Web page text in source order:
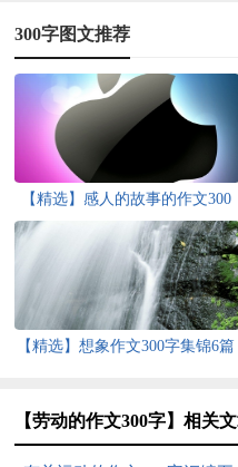
300字图文推荐
【精选】感人的故事的作文300
字4篇
【精选】想象作文300字集锦6篇
【劳动的作文300字】相关文